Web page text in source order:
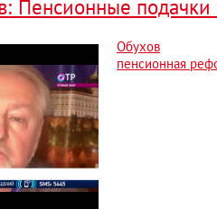
Пенсионные подачки
Обухов
пенсионная